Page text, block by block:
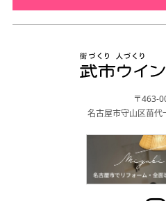
〒463-
名古屋市守山区苗